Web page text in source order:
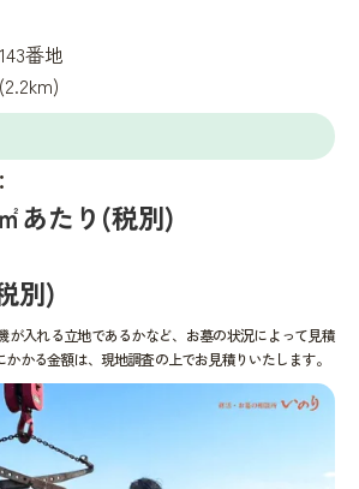
番地
あたり(税別)
別)
入れる立地であるかなど、お墓の状況によって見積
かる金額は、現地調査の上でお見積りいたします。